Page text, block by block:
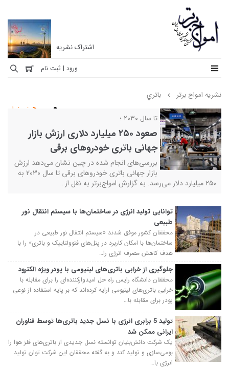
نشریه
برتر
نخستین
ماهنامه
تخصصی
مهندسی
برق
ایران
اشتراک نشریه
ورود | ثبت نام
نشریه امواج برتر
باتري
خبرخوان
تا سال ۲۰۳۰ ؛
صعود ۲۵۰ میلیارد دلاری ارزش بازار
جهانی باتری خودروهای برقی
بررسی‌های انجام شده در چین نشان می‌دهد ارزش
بازار جهانی باتری خودروهای برقی تا سال ۲۰۳۰ به
۲۵۰ میلیارد دلار می‌رسد. به گزارش امواج‎‌برتر به نقل از…
توانایی تولید انرژی در ساختمان‌ها با سیستم انتقال نور
طبیعی
محققان کشور موفق شدند «سیستم انتقال نور طبیعی در
ساختمان‌ها با امکان کاربرد در پنل‌های فتوولتاییک و باتری» را با
هدف کاهش مصرف انرژی را…
جلوگیری از خرابی باتری‌های لیتیومی با پودر ویژه الکترود
محققان دانشگاه رایس راه حل امیدوارکننده‌ای را برای مقابله با
خرابی باتری‌های لیتیومی ارایه کرده‌اند که بر پایه استفاده از نوعی
پودر برای مقابله با…
تولید 5 برابری انرژی با نسل جدید باتری‌ها توسط فناوران
ایرانی ممکن شد
یک شرکت دانش‌بنیان توانسته نسل جدیدی از باتری‌های فلز هوا را
بومی‌سازی و تولید کند و به گفته محققان این شرکت توان تولید
انرژی با…